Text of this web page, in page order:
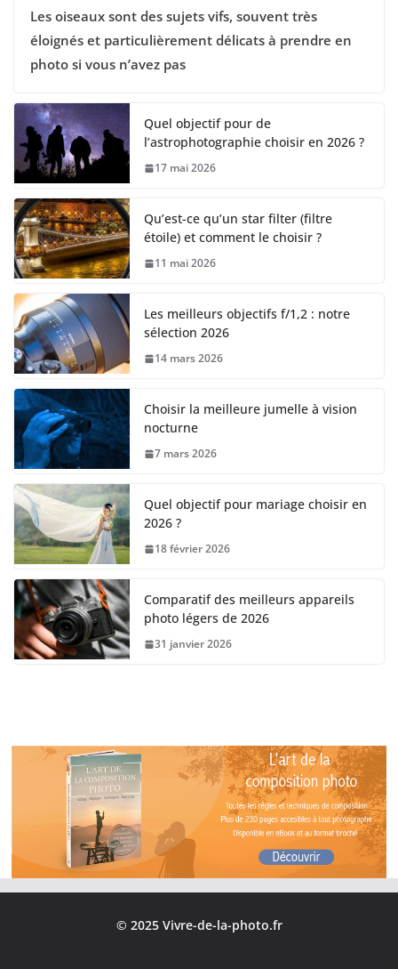
Les oiseaux sont des sujets vifs, souvent très
éloignés et particulièrement délicats à prendre en
photo si vous n’avez pas
Quel objectif pour de
l’astrophotographie choisir en 2026 ?
17 mai 2026
Qu’est-ce qu’un star filter (filtre
étoile) et comment le choisir ?
11 mai 2026
Les meilleurs objectifs f/1,2 : notre
sélection 2026
14 mars 2026
Choisir la meilleure jumelle à vision
nocturne
7 mars 2026
Quel objectif pour mariage choisir en
2026 ?
18 février 2026
Comparatif des meilleurs appareils
photo légers de 2026
31 janvier 2026
© 2025 Vivre-de-la-photo.fr